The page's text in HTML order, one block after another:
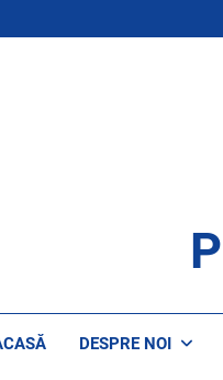
DESPRE NOI